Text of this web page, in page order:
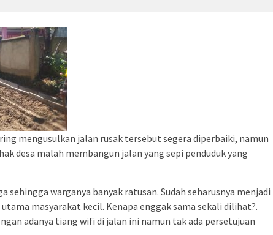
mengusulkan jalan rusak tersebut segera diperbaiki, namun
desa malah membangun jalan yang sepi penduduk yang
sehingga warganya banyak ratusan. Sudah seharusnya menjadi
masyarakat kecil. Kenapa enggak sama sekali dilihat?.
adanya tiang wifi di jalan ini namun tak ada persetujuan